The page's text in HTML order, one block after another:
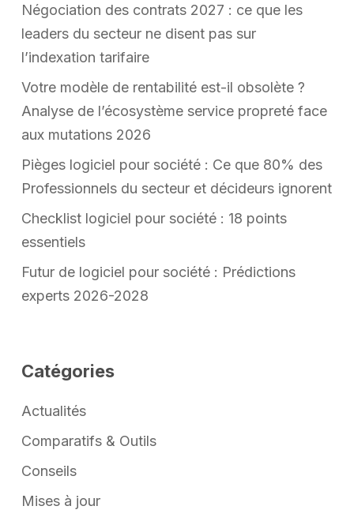
Négociation des contrats 2027 : ce que les
leaders du secteur ne disent pas sur
l’indexation tarifaire
Votre modèle de rentabilité est-il obsolète ?
Analyse de l’écosystème service propreté face
aux mutations 2026
Pièges logiciel pour société : Ce que 80% des
Professionnels du secteur et décideurs ignorent
Checklist logiciel pour société : 18 points
essentiels
Futur de logiciel pour société : Prédictions
experts 2026-2028
Catégories
Actualités
Comparatifs & Outils
Conseils
Mises à jour